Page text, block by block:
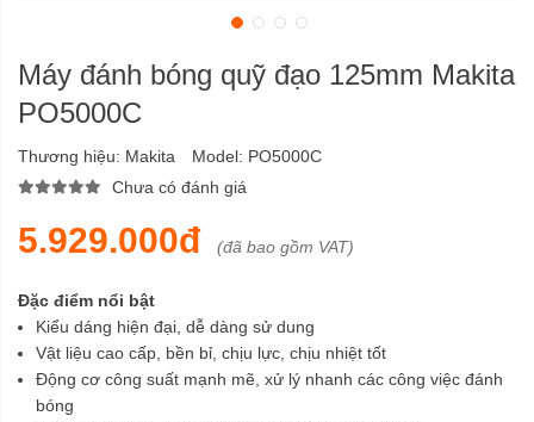
Máy đánh bóng quỹ đạo 125mm Makita
PO5000C
Thương hiệu: Makita Model: PO5000C
Chưa có đánh giá
5.929.000đ (đã bao gồm VAT)
Đặc điểm nổi bật
Kiểu dáng hiện đại, dễ dàng sử dung
Vật liệu cao cấp, bền bỉ, chịu lực, chịu nhiệt tốt
Động cơ công suất mạnh mẽ, xử lý nhanh các công việc đánh
bóng